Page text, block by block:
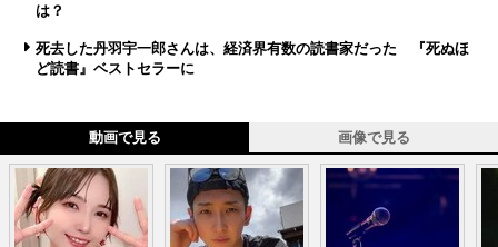
は？
死去した丹羽宇一郎さんは、経済界有数の読書家だった 『死ぬほ
ど読書』ベストセラーに
動画で見る 画像で見る